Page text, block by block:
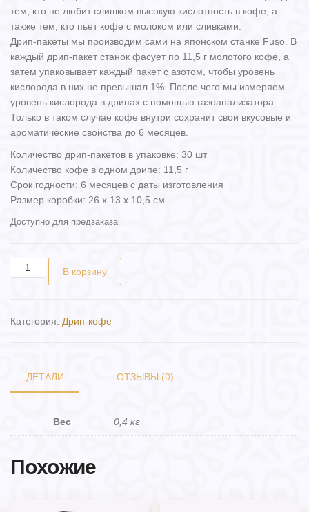
тем, кто не любит слишком высокую кислотность в кофе, а
также тем, кто пьет кофе с молоком или сливками.
Дрип-пакеты мы производим сами на японском станке Fuso. В
каждый дрип-пакет станок фасует по 11,5 г молотого кофе, а
затем упаковывает каждый пакет с азотом, чтобы уровень
кислорода в них не превышал 1%. После чего мы измеряем
уровень кислорода в дрипах с помощью газоанализатора.
Только в таком случае кофе внутри сохранит свои вкусовые и
ароматические свойства до 6 месяцев.
Количество дрип-пакетов в упаковке: 30 шт
Количество кофе в одном дрипе: 11,5 г
Срок годности: 6 месяцев с даты изготовления
Размер коробки: 26 х 13 х 10,5 см
Доступно для предзаказа
Количество товара Бэрри (Упаковка. 30 шт)
В корзину
Категория: Дрип-кофе
ДЕТАЛИ ОТЗЫВЫ (0)
Вес 0,4 кг
Похожие